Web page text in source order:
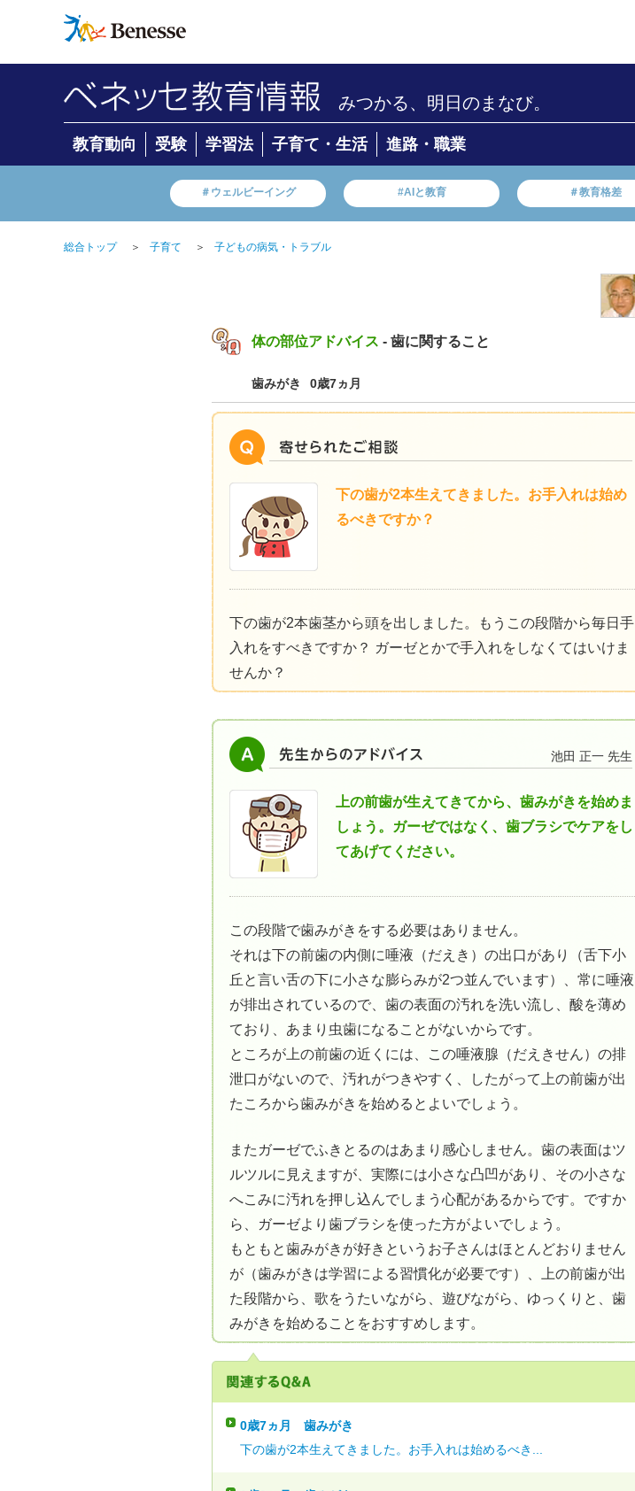
みつかる、明日のまなび。
教育動向 受験 学習法 子育て・生活 進路・職業
＃ウェルビーイング #AIと教育 ＃教育格差
総合トップ ＞ 子育て ＞ 子どもの病気・トラブル
体の部位アドバイス - 歯に関すること
歯みがき 0歳7ヵ月
下の歯が2本生えてきました。お手入れは始め
るべきですか？
下の歯が2本歯茎から頭を出しました。もうこの段階から毎日手
入れをすべきですか？ ガーゼとかで手入れをしなくてはいけま
せんか？
池田 正一 先生
上の前歯が生えてきてから、歯みがきを始めま
しょう。ガーゼではなく、歯ブラシでケアをし
てあげてください。
この段階で歯みがきをする必要はありません。
それは下の前歯の内側に唾液（だえき）の出口があり（舌下小
丘と言い舌の下に小さな膨らみが2つ並んでいます）、常に唾液
が排出されているので、歯の表面の汚れを洗い流し、酸を薄め
ており、あまり虫歯になることがないからです。
ところが上の前歯の近くには、この唾液腺（だえきせん）の排
泄口がないので、汚れがつきやすく、したがって上の前歯が出
たころから歯みがきを始めるとよいでしょう。
またガーゼでふきとるのはあまり感心しません。歯の表面はツ
ルツルに見えますが、実際には小さな凸凹があり、その小さな
へこみに汚れを押し込んでしまう心配があるからです。ですか
ら、ガーゼより歯ブラシを使った方がよいでしょう。
もともと歯みがきが好きというお子さんはほとんどおりません
が（歯みがきは学習による習慣化が必要です）、上の前歯が出
た段階から、歌をうたいながら、遊びながら、ゆっくりと、歯
みがきを始めることをおすすめします。
0歳7ヵ月
歯みがき
下の歯が2本生えてきました。お手入れは始めるべき...